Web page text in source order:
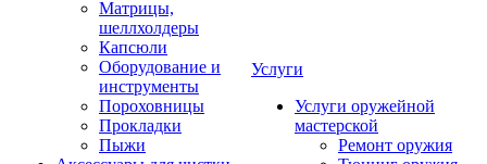
Матрицы,
шеллхолдеры
Капсюли
Оборудование и
инструменты
Пороховницы
Прокладки
Пыжи
Услуги
Услуги оружейной
мастерской
Ремонт оружия